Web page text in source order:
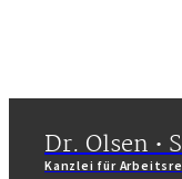
Dr. Olsen •
Kanzlei für